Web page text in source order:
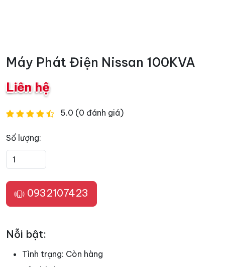
Máy Phát Điện Nissan 100KVA
Liên hệ
5.0 (0 đánh giá)
Số lượng:
0932107423
Nỗi bật:
Tình trạng: Còn hàng